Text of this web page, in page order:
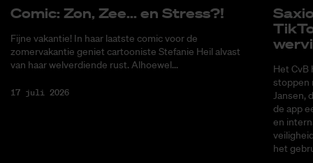
Co­mic: Zon, Zee... en Stress?!
Fijne vakantie! In haar laatste comic voor de
zomervakantie geniet cartooniste Stefanie Heil alvast
van haar welverdiende rust. Alhoewel...
17 juli 2026
Het CvB
stoppen
Jansen,
de app
en
het